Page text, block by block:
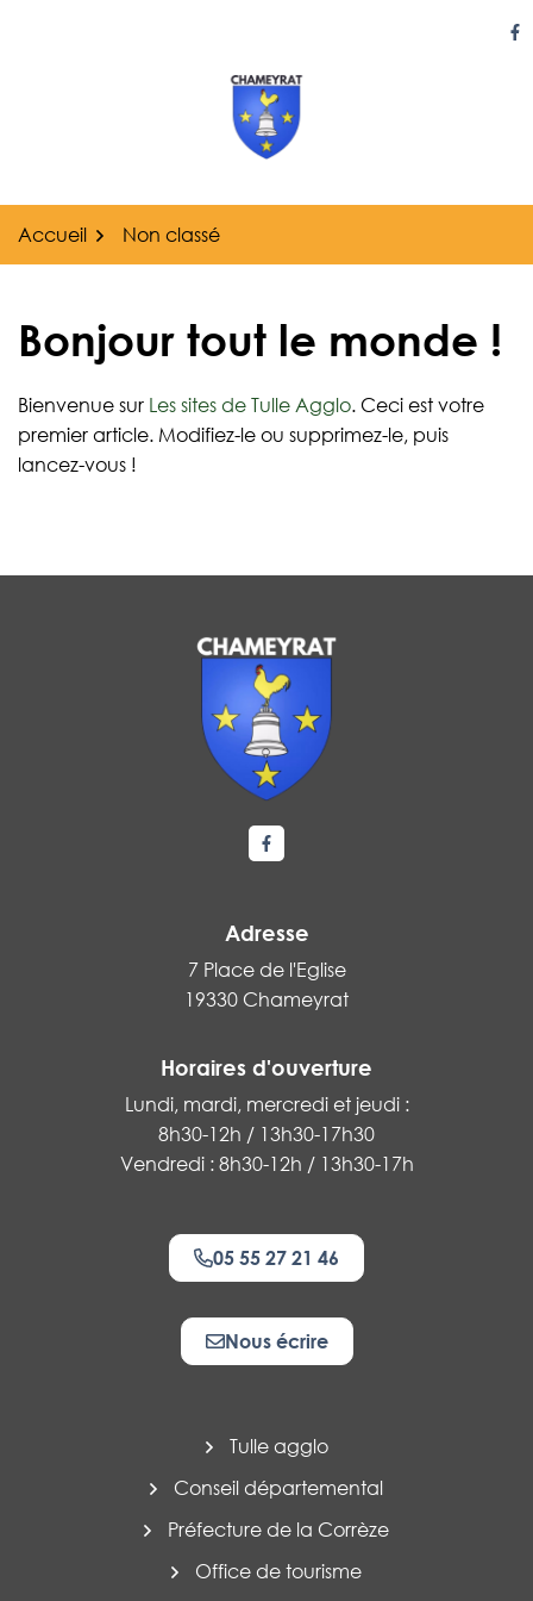
Accueil Non classé
Bonjour tout le monde !
Bienvenue sur Les sites de Tulle Agglo. Ceci est votre
premier article. Modifiez-le ou supprimez-le, puis
lancez-vous !
Lien vers le compte Facebook
Adresse
7 Place de l'Eglise
19330 Chameyrat
Horaires d'ouverture
Lundi, mardi, mercredi et jeudi :
8h30-12h / 13h30-17h30
Vendredi : 8h30-12h / 13h30-17h
05 55 27 21 46
Nous écrire
Tulle agglo
Conseil départemental
Préfecture de la Corrèze
Office de tourisme